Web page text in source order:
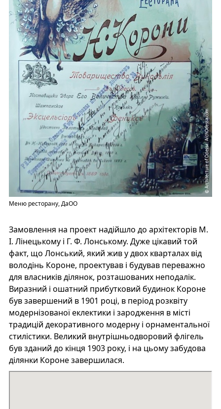
Меню ресторану, ДаОО
Замовлення на проект надійшло до архітекторів М.
І. Лінецькому і Г. Ф. Лонському. Дуже цікавий той
факт, що Лонський, який жив у двох кварталах від
володінь Короне, проектував і будував переважно
для власників ділянок, розташованих неподалік.
Виразний і ошатний прибутковий будинок Короне
був завершений в 1901 році, в період розквіту
модернізованої еклектики і зародження в місті
традицій декоративного модерну і орнаментальної
стилістики. Великий внутрішньодворовий флігель
був зданий до кінця 1903 року, і на цьому забудова
ділянки Короне завершилася.